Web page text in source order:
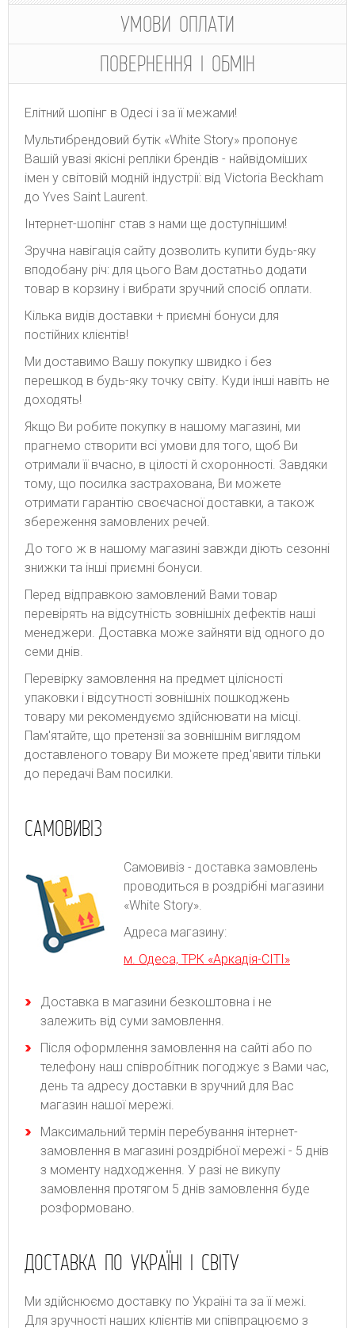
УМОВИ ОПЛАТИ
ПОВЕРНЕННЯ І ОБМІН
Елітний шопінг в Одесі і за її межами!
Мультибрендовий бутік «White Story» пропонує
Вашій увазі якісні репліки брендів - найвідоміших
імен у світовій модній індустрії: від Victoria Beckham
до Yves Saint Laurent.
Інтернет-шопінг став з нами ще доступнішим!
Зручна навігація сайту дозволить купити будь-яку
вподобану річ: для цього Вам достатньо додати
товар в корзину і вибрати зручний спосіб оплати.
Кілька видів доставки + приємні бонуси для
постійних клієнтів!
Ми доставимо Вашу покупку швидко і без
перешкод в будь-яку точку світу. Куди інші навіть не
доходять!
Якщо Ви робите покупку в нашому магазині, ми
прагнемо створити всі умови для того, щоб Ви
отримали її вчасно, в цілості й схоронності. Завдяки
тому, що посилка застрахована, Ви можете
отримати гарантію своєчасної доставки, а також
збереження замовлених речей.
До того ж в нашому магазині завжди діють сезонні
знижки та інші приємні бонуси.
Перед відправкою замовлений Вами товар
перевірять на відсутність зовнішніх дефектів наші
менеджери. Доставка може зайняти від одного до
семи днів.
Перевірку замовлення на предмет цілісності
упаковки і відсутності зовнішніх пошкоджень
товару ми рекомендуємо здійснювати на місці.
Пам'ятайте, що претензії за зовнішнім виглядом
доставленого товару Ви можете пред'явити тільки
до передачі Вам посилки.
САМОВИВІЗ
Самовивіз - доставка замовлень
проводиться в роздрібні магазини
«White Story».
Адреса магазину:
м. Одеса, ТРК «Аркадія-СІТІ»
Доставка в магазини безкоштовна і не
залежить від суми замовлення.
Після оформлення замовлення на сайті або по
телефону наш співробітник погоджує з Вами час,
день та адресу доставки в зручний для Вас
магазин нашої мережі.
Максимальний термін перебування інтернет-
замовлення в магазині роздрібної мережі - 5 днів
з моменту надходження. У разі не викупу
замовлення протягом 5 днів замовлення буде
розформовано.
ДОСТАВКА ПО УКРАЇНІ І СВІТУ
Ми здійснюємо доставку по Україні та за її межі.
Для зручності наших клієнтів ми співпрацюємо з